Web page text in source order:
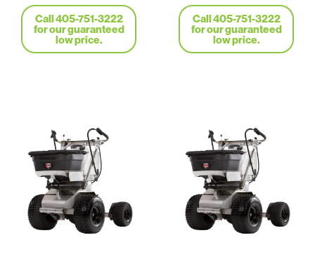
Call 405-751-3222
for our guaranteed
low price.
Call 405-751-3222
for our guaranteed
low price.